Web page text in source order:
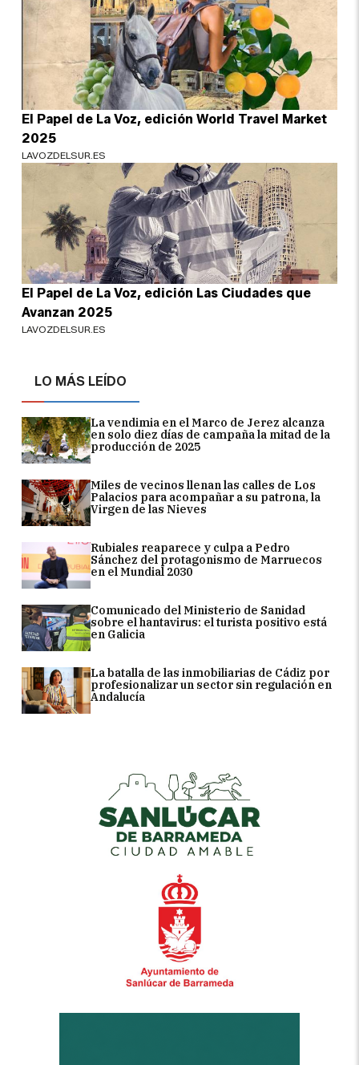
LO MÁS LEÍDO
La vendimia en el Marco de Jerez alcanza
en solo diez días de campaña la mitad de la
producción de 2025
Miles de vecinos llenan las calles de Los
Palacios para acompañar a su patrona, la
Virgen de las Nieves
Rubiales reaparece y culpa a Pedro
Sánchez del protagonismo de Marruecos
en el Mundial 2030
Comunicado del Ministerio de Sanidad
sobre el hantavirus: el turista positivo está
en Galicia
La batalla de las inmobiliarias de Cádiz por
profesionalizar un sector sin regulación en
Andalucía
El Papel de La Voz, edición World Travel Market
2025
LAVOZDELSUR.ES
El Papel de La Voz, edición Las Ciudades que
Avanzan 2025
LAVOZDELSUR.ES